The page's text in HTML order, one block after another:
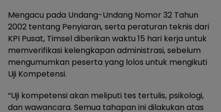
Mengacu pada Undang-Undang Nomor 32 Tahun
2002 tentang Penyiaran, serta peraturan teknis dari
KPI Pusat, Timsel diberikan waktu 15 hari kerja untuk
memverifikasi kelengkapan administrasi, sebelum
mengumumkan peserta yang lolos untuk mengikuti
Uji Kompetensi.
“Uji kompetensi akan meliputi tes tertulis, psikologi,
dan wawancara. Semua tahapan ini dilakukan atas